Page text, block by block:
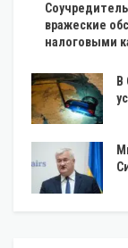
вражеские
налоговыми